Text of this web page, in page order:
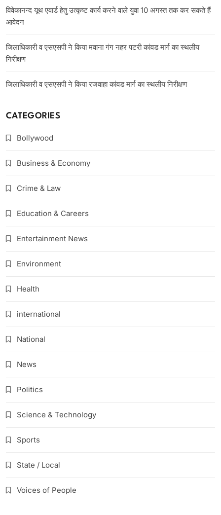
विवेकानन्द यूथ एवार्ड हेतु उत्कृष्ट कार्य करने वाले युवा 10 अगस्त तक कर सकते हैं
आवेदन
जिलाधिकारी व एसएसपी ने किया मवाना गंग नहर पटरी कांवड मार्ग का स्थलीय
निरीक्षण
जिलाधिकारी व एसएसपी ने किया रजवाहा कांवड मार्ग का स्थलीय निरीक्षण
CATEGORIES
Bollywood
Business & Economy
Crime & Law
Education & Careers
Entertainment News
Environment
Health
international
National
News
Politics
Science & Technology
Sports
State / Local
Voices of People